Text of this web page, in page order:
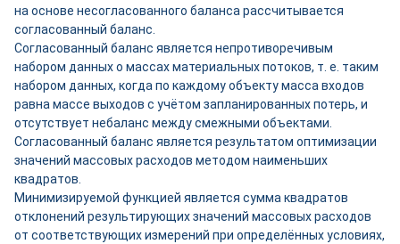
на основе несогласованного баланса рассчитывается
согласованный баланс.
Согласованный баланс является непротиворечивым
набором данных о массах материальных потоков, т. е. таким
набором данных, когда по каждому объекту масса входов
равна массе выходов с учётом запланированных потерь, и
отсутствует небаланс между смежными объектами.
Согласованный баланс является результатом оптимизации
значений массовых расходов методом наименьших
квадратов.
Минимизируемой функцией является сумма квадратов
отклонений результирующих значений массовых расходов
от соответствующих измерений при определённых условиях,